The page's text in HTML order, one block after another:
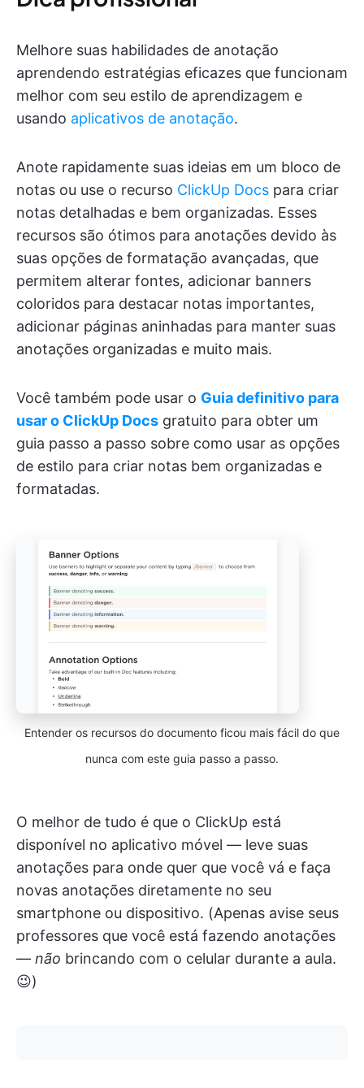
Melhore suas habilidades de anotação
aprendendo estratégias eficazes que funcionam
melhor com seu estilo de aprendizagem e
usando aplicativos de anotação.
Anote rapidamente suas ideias em um bloco de
notas ou use o recurso ClickUp Docs para criar
notas detalhadas e bem organizadas. Esses
recursos são ótimos para anotações devido às
suas opções de formatação avançadas, que
permitem alterar fontes, adicionar banners
coloridos para destacar notas importantes,
adicionar páginas aninhadas para manter suas
anotações organizadas e muito mais.
Você também pode usar o Guia definitivo para
usar o ClickUp Docs gratuito para obter um
guia passo a passo sobre como usar as opções
de estilo para criar notas bem organizadas e
formatadas.
Entender os recursos do documento ficou mais fácil do que
nunca com este guia passo a passo.
O melhor de tudo é que o ClickUp está
disponível no aplicativo móvel — leve suas
anotações para onde quer que você vá e faça
novas anotações diretamente no seu
smartphone ou dispositivo. (Apenas avise seus
professores que você está fazendo anotações
— não brincando com o celular durante a aula.
😉)